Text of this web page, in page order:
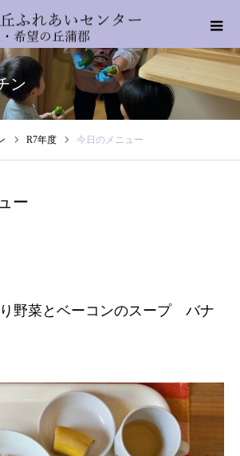
ン
R7年度 今日のメニュー
ー
野菜とベーコンのスープ バナ